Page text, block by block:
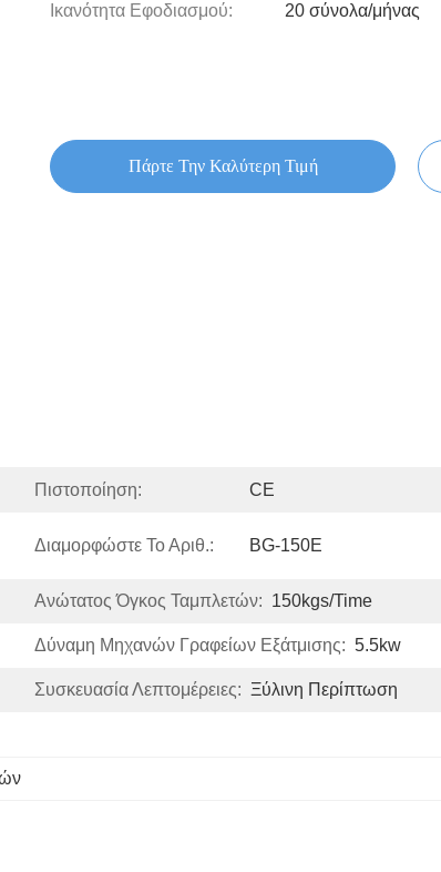
Ικανότητα Εφοδιασμού: 20 σύνολα/μήνας
Πάρτε Την Καλύτερη Τιμή
Πιστοποίηση: CE
Διαμορφώστε Το Αριθ.: BG-150E
Ανώτατος Όγκος Ταμπλετών: 150kgs/time
Δύναμη Μηχανών Γραφείων Εξάτμισης: 5.5kw
Συσκευασία Λεπτομέρειες: Ξύλινη Περίπτωση